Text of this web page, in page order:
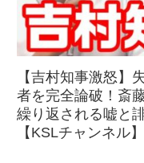
【吉村知事激怒】
者を完全論破！斎
繰り返される嘘と
【KSLチャンネル】